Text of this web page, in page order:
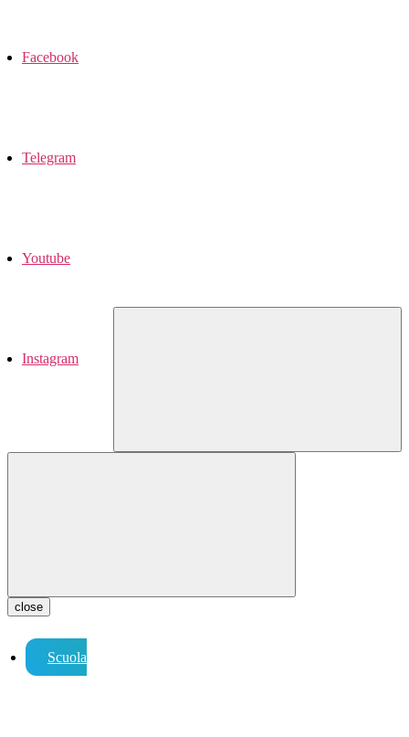
Facebook
Telegram
Youtube
Instagram
close
Scuola